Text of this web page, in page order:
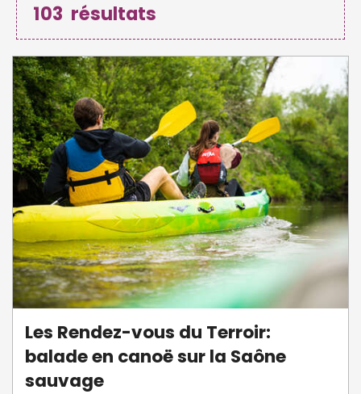
103 résultats
Les Rendez-vous du Terroir:
balade en canoë sur la Saône
sauvage